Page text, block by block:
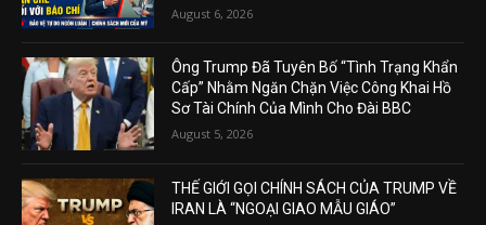
August 6, 2026
Ông Trump Đã Tuyên Bố “Tình Trạng Khẩn
Cấp” Nhằm Ngăn Chặn Việc Công Khai Hồ
Sơ Tài Chính Của Mình Cho Đài BBC
August 5, 2026
THẾ GIỚI GỌI CHÍNH SÁCH CỦA TRUMP VỀ
IRAN LÀ “NGOẠI GIAO MẪU GIÁO”